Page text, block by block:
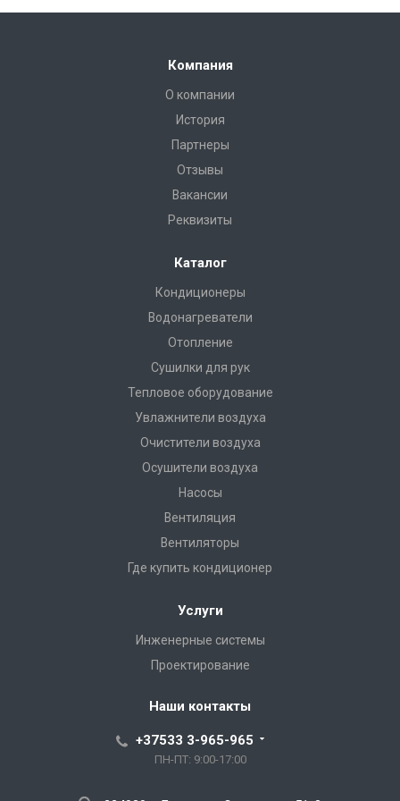
Компания
О компании
История
Партнеры
Отзывы
Вакансии
Реквизиты
Каталог
Кондиционеры
Водонагреватели
Отопление
Сушилки для рук
Тепловое оборудование
Увлажнители воздуха
Очистители воздуха
Осушители воздуха
Насосы
Вентиляция
Вентиляторы
Где купить кондиционер
Услуги
Инженерные системы
Проектирование
Наши контакты
+37533 3-965-965
ПН-ПТ: 9:00-17:00